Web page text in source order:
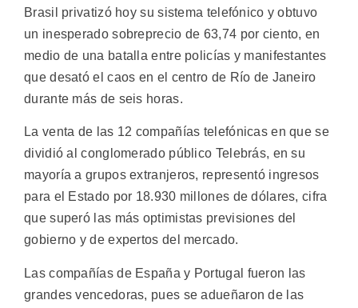
Brasil privatizó hoy su sistema telefónico y obtuvo
un inesperado sobreprecio de 63,74 por ciento, en
medio de una batalla entre policías y manifestantes
que desató el caos en el centro de Río de Janeiro
durante más de seis horas.
La venta de las 12 compañías telefónicas en que se
dividió al conglomerado público Telebrás, en su
mayoría a grupos extranjeros, representó ingresos
para el Estado por 18.930 millones de dólares, cifra
que superó las más optimistas previsiones del
gobierno y de expertos del mercado.
Las compañías de España y Portugal fueron las
grandes vencedoras, pues se adueñaron de las